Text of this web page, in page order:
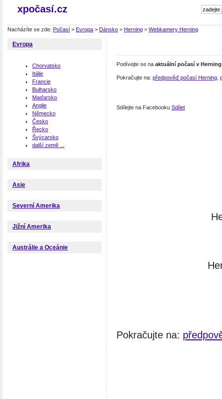
xpočasí.cz
Nacházíte se zde: Počasí > Evropa > Dánsko > Herning > Webkamery Herning
Evropa
Chorvatsko
Itálie
Francie
Bulharsko
Maďarsko
Anglie
Německo
Česko
Řecko
Švýcarsko
další země ...
Afrika
Asie
Severní Amerika
Jižní Amerika
Austrálie a Oceánie
Podívejte se na aktuální počasí v
Pokračujte na: předpověď počasí Herning
Sdílejte na Facebooku Sdílet
Pokračujte na: